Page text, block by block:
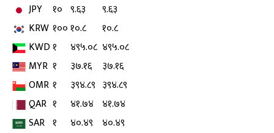
JPY
१० ९.६३
९.६३
KRW १००१०.८
१०.८
KWD१ ४९५.०८ ४९५.०८
MYR १ ३७.१६
३७.१६
OMR १ ३९४.८९ ३९४.८९
QAR १ ४१.७४ ४१.७४
SAR १ ४०.४९
४०.४९